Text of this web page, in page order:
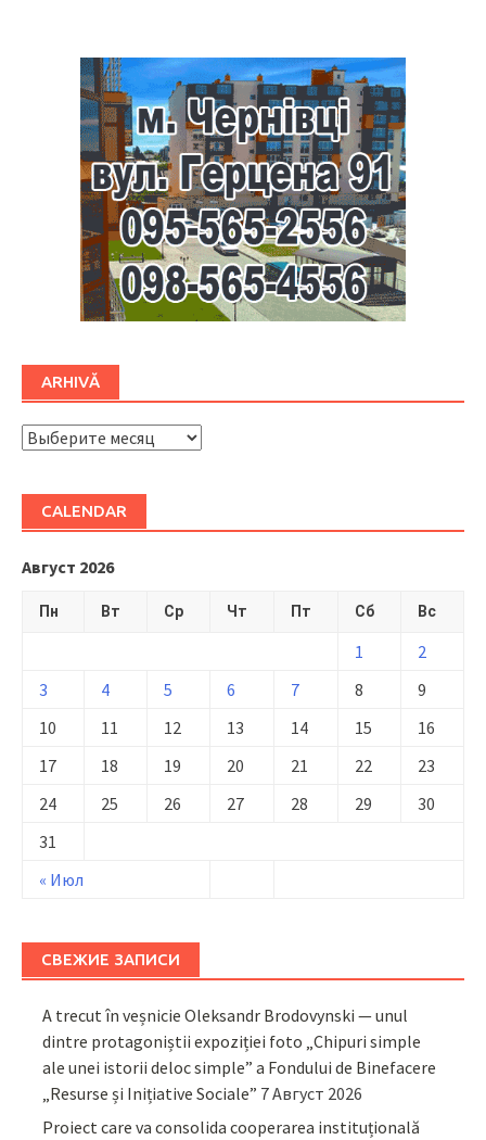
ARHIVĂ
ARHIVĂ
CALENDAR
Август 2026
Пн Вт Ср Чт Пт Сб Вс
« Июл
1
2
3
4 5 6 7 8
9
10
11 12 13 14 15
16
17
18 19 20 21 22
23
24
25 26 27 28 29
30
31
СВЕЖИЕ ЗАПИСИ
A trecut în veșnicie Oleksandr Brodovynski — unul
dintre protagoniștii expoziției foto „Chipuri simple
ale unei istorii deloc simple” a Fondului de Binefacere
„Resurse și Inițiative Sociale” 7 Август 2026
Proiect care va consolida cooperarea instituțională